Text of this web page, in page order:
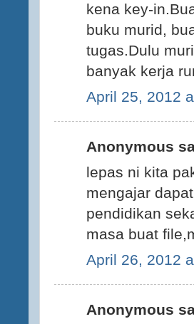
kena key-
buku murid,
tugas.Dulu
banyak kerja
April 25, 2012
Anonymous
lepas ni kita
mengajar
pendidikan
masa buat
April 26, 2012
Anonymous